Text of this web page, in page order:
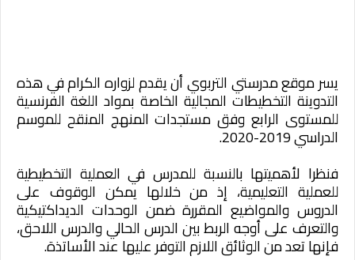
يسر موقع مدرستي التربوي أن يقدم لزواره الكرام في هذه
التدوينة التخطيطات المجالية الخاصة بمواد اللغة الفرنسية
للمستوى الرابع وفق مستجدات المنهج المنقح للموسم
الدراسي 2019-2020.
فنظرا لأهميتها بالنسبة للمدرس في العملية التخطيطية
للعملية التعليمية، إذ من خلالها يمكن الوقوف على
الدروس والمواضيع المقررة ضمن الوحدات الديداكتيكية
والتعرف على أوجه الربط بين الدرس الحالي والدرس اللاحق،
فإنها تعد من الوثائق اللازم التوفر عليها عند الأساتذة.